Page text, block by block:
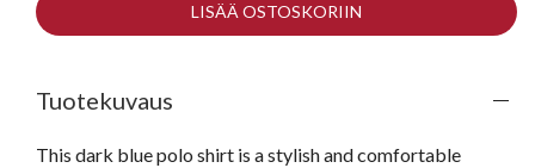
LISÄÄ OSTOSKORIIN
Tuotekuvaus
This dark blue polo shirt is a stylish and comfortable